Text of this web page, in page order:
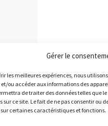
Gérer le
les meilleures expériences, nous
et/ou accéder aux informations des
de traiter des données telles que
sur ce site. Le fait de ne pas consentir ou
certaines caractéristiques et fonctions.